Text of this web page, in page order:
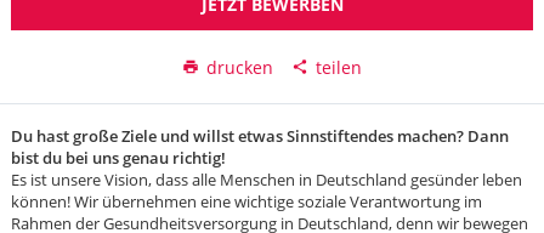
drucken teilen
Du hast große Ziele und willst etwas Sinnstiftendes machen? Dann
bist du bei uns genau richtig!
Es ist unsere Vision, dass alle Menschen in Deutschland gesünder leben
können! Wir übernehmen eine wichtige soziale Verantwortung im
Rahmen der Gesundheitsversorgung in Deutschland, denn wir bewegen